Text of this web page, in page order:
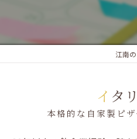
江南
イ
本格的な自家製ピ